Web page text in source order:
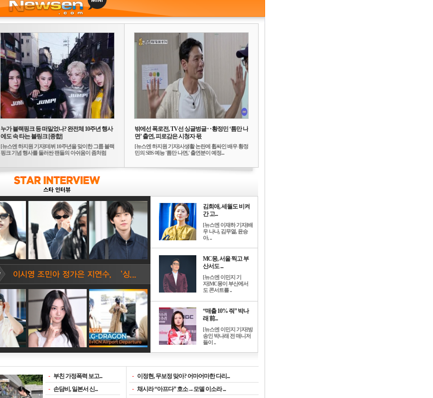
누가 블랙핑크 등 떠밀었나? 완전체 10주년 행사
에도 속 타는 블링크 [종합]
[뉴스엔 하지원 기자]데뷔 10주년을 맞이한 그룹 블랙
핑크 기념 행사를 둘러싼 팬들의 아쉬움이 좀처럼
밖에선 폭로전, TV선 싱글벙글‥황정민 ‘틈만 나
면’ 출연, 피로감은 시청자 몫
[뉴스엔 하지원 기자]사생활 논란에 휩싸인 배우 황정
민의 SBS 예능 '틈만 나면,' 출연분이 예정...
김희애, 세월도 비켜
간 고...
[뉴스엔 이재하 기자]배
우 나나, 김무열, 윤승
아, ..
MC몽, 서울 찍고 부
산서도 ...
[뉴스엔 이민지 기
자]MC몽이 부산에서
도 콘서트를 ..
“매출 10% 줘” 박나
래 前...
[뉴스엔 이민지 기자]방
송인 박나래 전 매니저
들이 ..
- 부친 가정폭력 보고...
- 손담비, 일본서 신...
- 이정현, 무보정 맞아? 어마어마한 다리...
- 채시라 “아프다” 호소→모델 이소라 ...